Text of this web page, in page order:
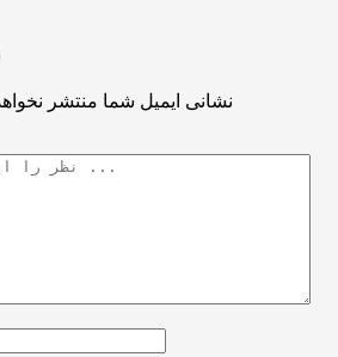
نشانی ایمیل شما منتشر